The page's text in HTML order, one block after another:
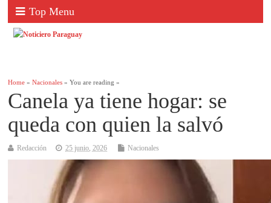
Top Menu
Home »Nacionales » You are reading »
Canela ya tiene hogar: se
queda con quien la salvó
Redacción 25 junio, 2026 Nacionales